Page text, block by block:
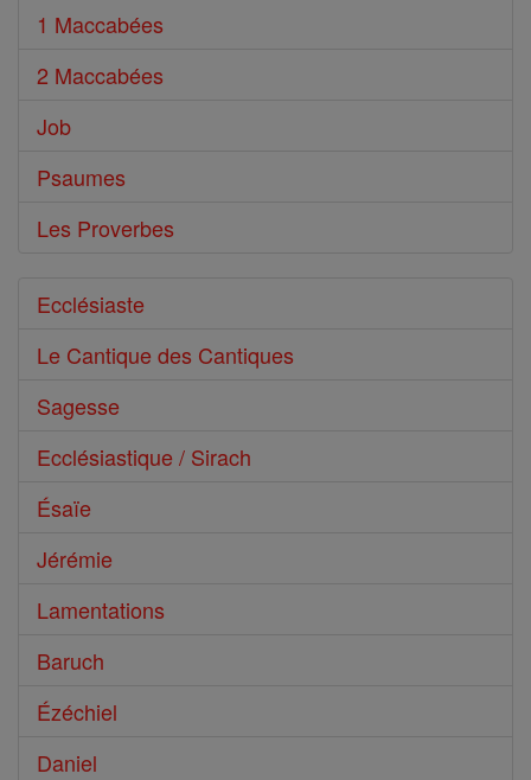
1 Maccabées
2 Maccabées
Job
Psaumes
Les Proverbes
Ecclésiaste
Le Cantique des Cantiques
Sagesse
Ecclésiastique / Sirach
Ésaïe
Jérémie
Lamentations
Baruch
Ézéchiel
Daniel